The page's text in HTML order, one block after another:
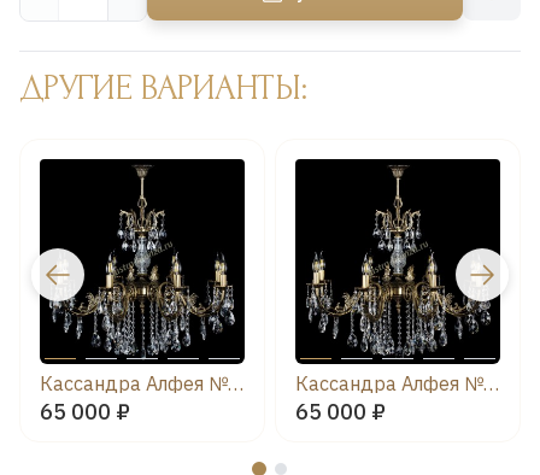
ДРУГИЕ ВАРИАНТЫ:
Кассандра Алфея №8/2 звездочка
65 000 ₽
Кассандра Алфея №8/2 баден
65 000 ₽